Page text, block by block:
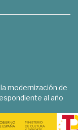
modernización de
al año